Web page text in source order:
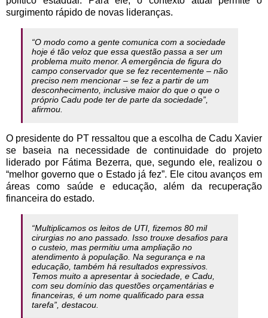
surgimento rápido de novas lideranças.
“O modo como a gente comunica com a sociedade
hoje é tão veloz que essa questão passa a ser um
problema muito menor. A emergência de figura do
campo conservador que se fez recentemente – não
preciso nem mencionar – se fez a partir de um
desconhecimento, inclusive maior do que o que o
próprio Cadu pode ter de parte da sociedade”,
afirmou.
O presidente do PT ressaltou que a escolha de Cadu Xavier
se baseia na necessidade de continuidade do projeto
liderado por Fátima Bezerra, que, segundo ele, realizou o
“melhor governo que o Estado já fez”. Ele citou avanços em
áreas como saúde e educação, além da recuperação
financeira do estado.
“Multiplicamos os leitos de UTI, fizemos 80 mil
cirurgias no ano passado. Isso trouxe desafios para
o custeio, mas permitiu uma ampliação no
atendimento à população. Na segurança e na
educação, também há resultados expressivos.
Temos muito a apresentar à sociedade, e Cadu,
com seu domínio das questões orçamentárias e
financeiras, é um nome qualificado para essa
tarefa”, destacou.